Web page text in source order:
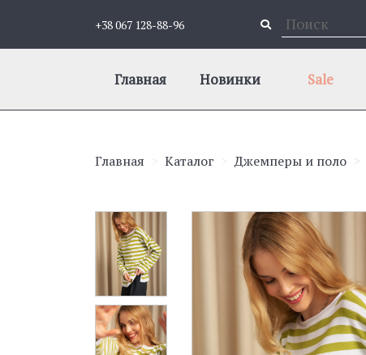
+38 067 128-88-96
Главная Новинки Sale
Главная Каталог Джемперы и поло